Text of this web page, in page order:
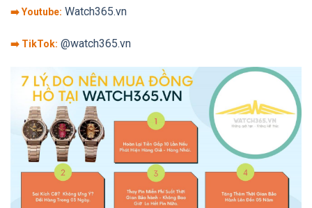
➡️ Youtube: Watch365.vn
➡️ TikTok: @watch365.vn